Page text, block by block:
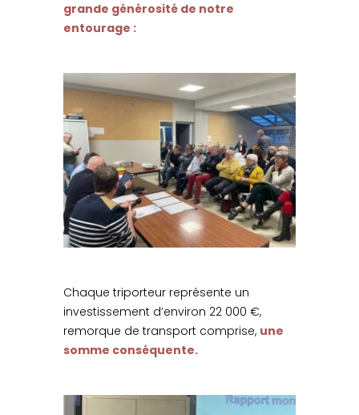
grande générosité de notre
entourage :
Chaque triporteur représente un
investissement d’environ 22 000 €,
remorque de transport comprise, une
somme conséquente.